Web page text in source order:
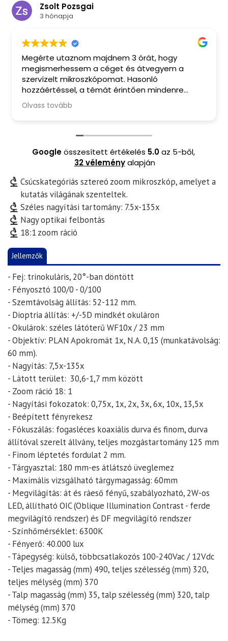
Zsolt Pozsgai
3 hónapja
Megérte utaznom majdnem 3 órát, hogy
megismerhessem a céget és átvegyem a
szervízelt mikroszkópomat. Hasonló
hozzáértéssel, a témát érintően mindenre
kiterjedő tanácsadással, barátságos
fogadtatással és finom kávéval ritkán
pedig valóban kihozták a maximumot. Csak
Olvass tovább
Googleösszesített értékelés 5.0az 5-ből,
32 véleményalapján
Csúcskategóriás sztereó zoom mikroszkóp, amelyet a
kutatás világának szenteltek.
Széles nagyítási tartomány: 7.5x-135x
Nagy optikai felbontás
18:1 zoom ráció
Jellemzők
- Fej: trinokuláris, 20°-ban döntött
- Fényosztó 100/0 - 0/100
-Szemtávolság állítás: 52-112 mm.
- Dioptria állítás: +/-5D mindkét okuláron
- Okulárok: széles látóterű WF10x / 23 mm
- Objektív: PLAN Apokromát 1x, N.A. 0,15 (munkatávolság:
60 mm).
- Nagyítás: 7,5x-135x
- Látott terület: 30,6-1,7 mm között
- Zoom ráció 18: 1
- Nagyítási fokozatok: 0,75x, 1x, 2x, 3x, 6x, 10x, 13,5x
- Beépített fényrekesz
- Fókuszálás: fogasléces koaxiális durva és finom, durva
állítóval szerelt állvány, teljes mozgástartomány 125 mm
- Finom léptetés fordulat 2 mm.
- Tárgyasztal: 180 mm-es átlátszó üveglemez
- Maximális vizsgálható tárgymagasság: 60mm
- Megvilágítás: át és ráeső fényű, szabályozható, 2W-os
LED, állítható OIC (Oblique Illumination Contrast - ferde
megvilágító rendszer) és DF megvilágító rendszer
- Színhőmérséklet: 6300K
- Fényerő: 40.000 lux
- Tápegység: külső, többcsatlakozós 100-240Vac / 12Vdc
- Teljes magasság (mm) 490, teljes szélesség (mm) 320,
teljes mélység (mm) 370
- Talp magasság (mm) 35, talp szélesség (mm) 320, talp
mélység (mm) 370
- Tömeg: 12.5Kg